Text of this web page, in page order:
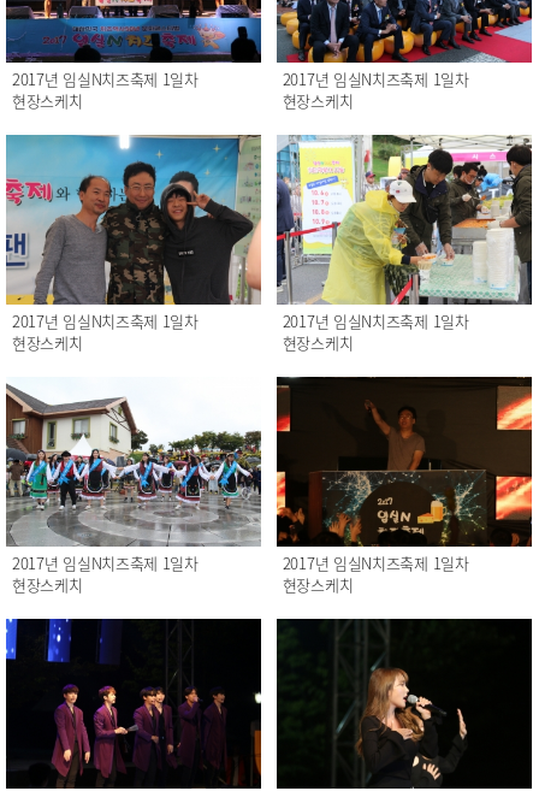
2017년 임실N치즈축제 1일차
현장스케치
2017년 임실N치즈축제 1일차
현장스케치
2017년 임실N치즈축제 1일차
현장스케치
2017년 임실N치즈축제 1일차
현장스케치
2017년 임실N치즈축제 1일차
현장스케치
2017년 임실N치즈축제 1일차
현장스케치